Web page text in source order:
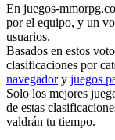
En juegos-
por el equipo, y un
usuarios.
Basados en estos
clasificaciones por
navegadory juegos
Solo los mejores
de estas
valdrán tu tiempo.